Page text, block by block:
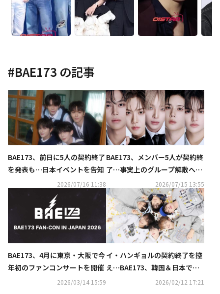
#BAE173 の記事
BAE173、前日に5人の契約終了
を発表も…日本イベントを告知
2026/07/16 11:38
BAE173、メンバー5人が契約終
了…事実上のグループ解散へ
2026/07/15 13:55
BAE173、4月に東京・大阪で今
年初のファンコンサートを開催
2026/03/14 15:59
イ・ハンギョルの契約終了を控
え…BAE173、韓国＆日本で特
別なファンイベントを開催へ
2026/02/12 17:21